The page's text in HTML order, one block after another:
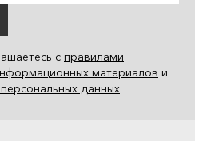
с правилами
материалов и
данных